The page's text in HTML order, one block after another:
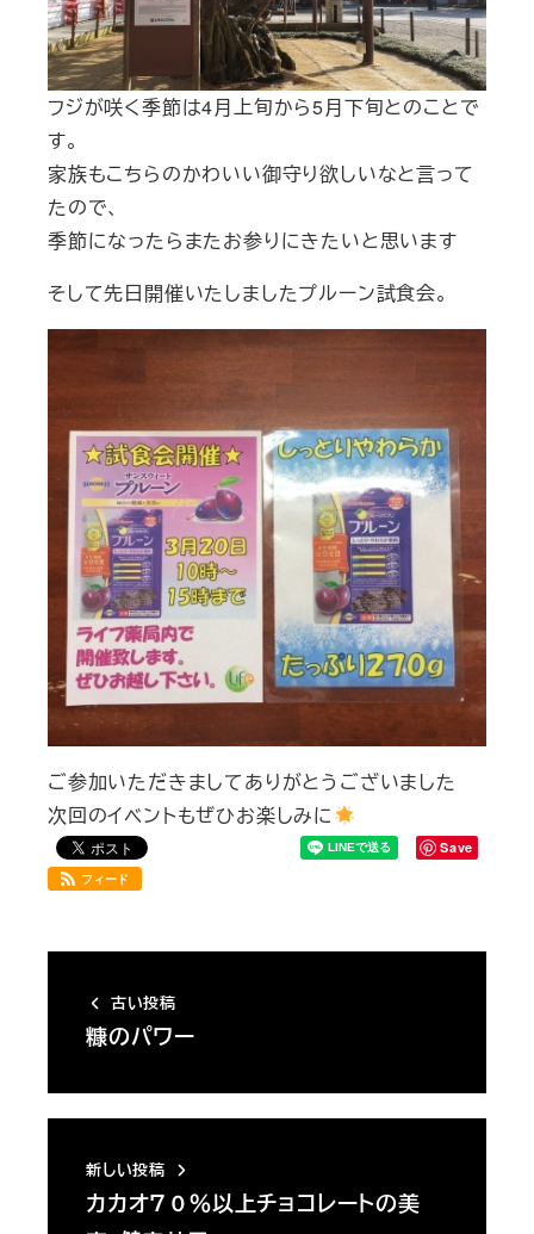
フジが咲く季節は4月上旬から5月下旬とのことで
す。
家族もこちらのかわいい御守り欲しいなと言って
たので、
季節になったらまたお参りにきたいと思います
そして先日開催いたしましたプルーン試食会。
ご参加いただきましてありがとうございました
次回のイベントもぜひお楽しみに
Save
フィード
古い投稿
糠のパワー
新しい投稿
カカオ７０％以上チョコレートの美